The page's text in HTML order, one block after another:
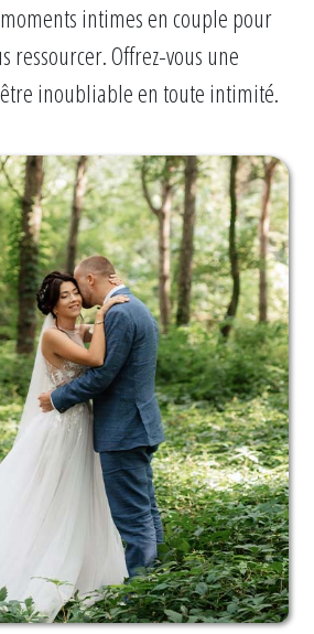
intimes en couple pour
ressourcer. Offrez-vous une
inoubliable en toute intimité.